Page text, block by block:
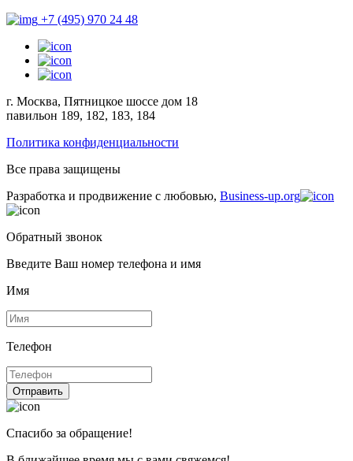
+7 (495) 970 24 48
г. Москва, Пятницкое шоссе дом 18
павильон 189, 182, 183, 184
Политика конфиденциальности
Все права защищены
Разработка и продвижение с любовью, Business-up.org
Обратный звонок
Введите Ваш номер телефона и имя
Имя
Телефон
Отправить
Спасибо за обращение!